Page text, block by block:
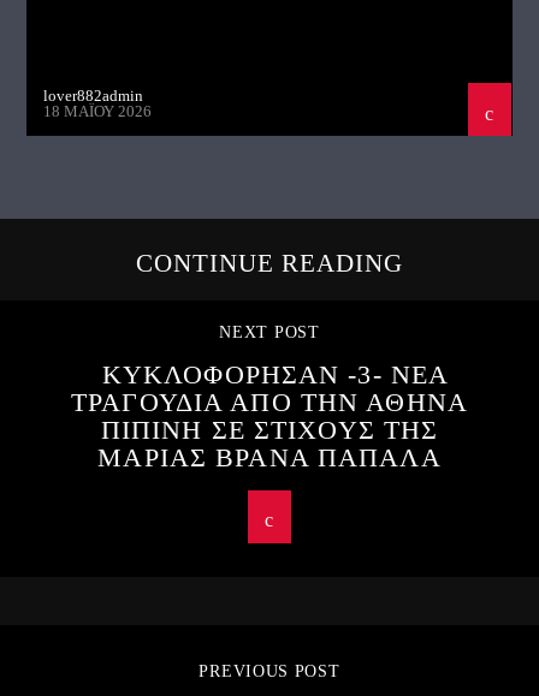
lover882admin
18 ΜΑΪ́ΟΥ 2026
CONTINUE READING
NEXT POST
ΚΥΚΛΟΦΟΡΗΣΑΝ -3- ΝΕΑ
ΤΡΑΓΟΥΔΙΑ ΑΠΟ ΤΗΝ ΑΘΗΝΑ
ΠΙΠΙΝΗ ΣΕ ΣΤΙΧΟΥΣ ΤΗΣ
ΜΑΡΙΑΣ ΒΡΑΝΑ ΠΑΠΑΛΑ
PREVIOUS POST